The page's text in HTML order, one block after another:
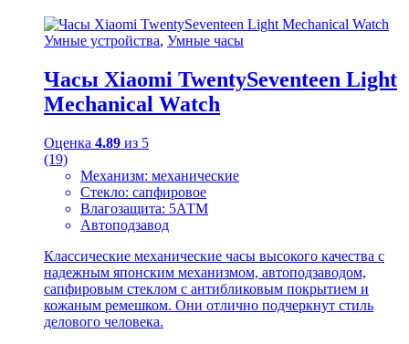
Умные устройства, Умные часы
Часы Xiaomi TwentySeventeen Light
Mechanical Watch
Оценка 4.89 из 5
(19)
Механизм: механические
Стекло: сапфировое
Влагозащита: 5АТМ
Автоподзавод
Классические механические часы высокого качества с
надежным японским механизмом, автоподзаводом,
сапфировым стеклом с антибликовым покрытием и
кожаным ремешком. Они отлично подчеркнут стиль
делового человека.